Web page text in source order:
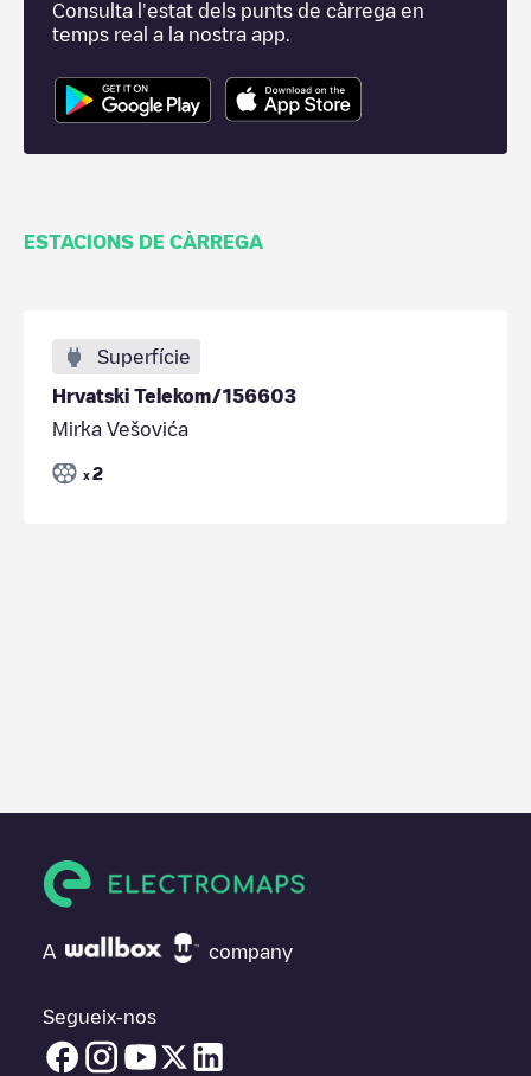
Consulta l'estat dels punts de càrrega en
temps real a la nostra app.
ESTACIONS DE CÀRREGA
Superfície
Hrvatski Telekom/156603
Mirka Vešovića
x 2
A company
Segueix-nos